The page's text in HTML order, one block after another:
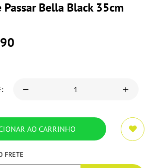
Passar Bella Black 35cm
FRETE